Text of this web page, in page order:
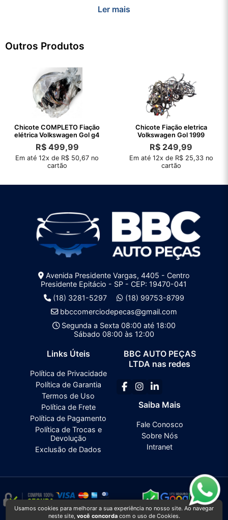
Ler mais
Outros Produtos
Chicote COMPLETO Fiação
elétrica Volkswagen Gol g4
R$499,99
Em até 12x de R$ 50,67 no
cartão
Chicote Fiação eletrica
Volkswagen Gol 1999
R$ 249,99
Em até 12x de R$ 25,33 no
cartão
Avenida Presidente Vargas, 4405 - Centro
Presidente Epitácio - SP - CEP: 19470-041
(18) 3281-5297
(18) 99753-8799
bbccomerciodepecas@gmail.com
Segunda a Sexta 08:00 até 18:00
Sábado 08:00 às 12:00
Links Úteis
Política de Privacidade
Política de Garantia
Termos de Uso
Política de Frete
Política de Pagamento
Política de Trocas e
Devolução
Exclusão de Dados
BBC AUTO PEÇAS
LTDA nas redes
Saiba Mais
Fale Conosco
Sobre Nós
Intranet
Usamos cookies para melhorar a sua experiência no nosso site. Ao navegar
neste site, você concordacom o uso de Cookies.